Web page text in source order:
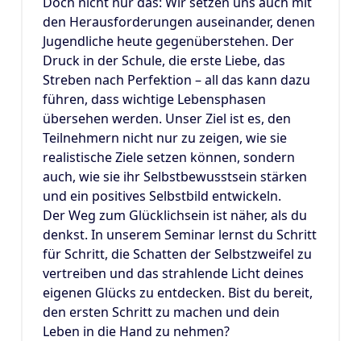
den Herausforderungen auseinander, denen
Jugendliche heute gegenüberstehen. Der
Druck in der Schule, die erste Liebe, das
Streben nach Perfektion – all das kann dazu
führen, dass wichtige Lebensphasen
übersehen werden. Unser Ziel ist es, den
Teilnehmern nicht nur zu zeigen, wie sie
realistische Ziele setzen können, sondern
auch, wie sie ihr Selbstbewusstsein stärken
und ein positives Selbstbild entwickeln.
Der Weg zum Glücklichsein ist näher, als du
denkst. In unserem Seminar lernst du Schritt
für Schritt, die Schatten der Selbstzweifel zu
vertreiben und das strahlende Licht deines
eigenen Glücks zu entdecken. Bist du bereit,
den ersten Schritt zu machen und dein
Leben in die Hand zu nehmen?